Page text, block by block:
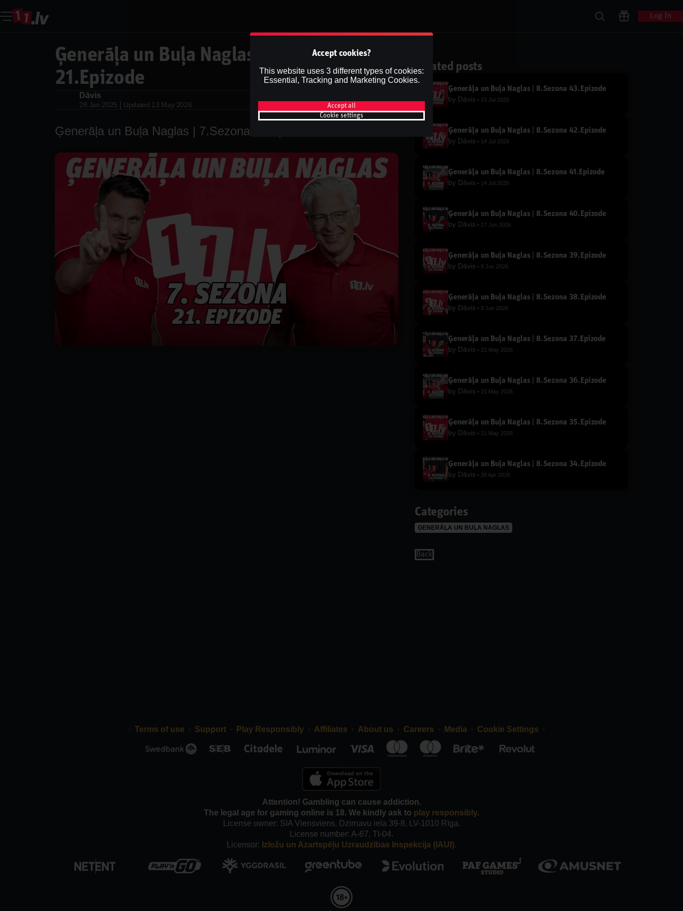
Log In
Ģenerāļa un Buļa Naglas | 7.Sezona
21.Epizode
Dāvis
28 Jan 2025 Updated 13 May 2026
Share
Ģenerāļa un Buļa Naglas | 7.Sezona 21.Epizode
Related posts
Ģenerāļa un Buļa Naglas | 8.Sezona 43.Epizode
by Dāvis 23 Jul 2026
Ģenerāļa un Buļa Naglas | 8.Sezona 42.Epizode
by Dāvis 14 Jul 2026
Ģenerāļa un Buļa Naglas | 8.Sezona 41.Epizode
by Dāvis 14 Jul 2026
Ģenerāļa un Buļa Naglas | 8.Sezona 40.Epizode
by Dāvis 17 Jun 2026
Ģenerāļa un Buļa Naglas | 8.Sezona 39.Epizode
by Dāvis 9 Jun 2026
Ģenerāļa un Buļa Naglas | 8.Sezona 38.Epizode
by Dāvis 9 Jun 2026
Ģenerāļa un Buļa Naglas | 8.Sezona 37.Epizode
by Dāvis 21 May 2026
Ģenerāļa un Buļa Naglas | 8.Sezona 36.Epizode
by Dāvis 21 May 2026
Ģenerāļa un Buļa Naglas | 8.Sezona 35.Epizode
by Dāvis 21 May 2026
Ģenerāļa un Buļa Naglas | 8.Sezona 34.Epizode
by Dāvis 28 Apr 2026
Categories
ĢENERĀĻA UN BUĻA NAGLAS
Back
Terms of use Support Play Responsibly Affiliates About us Careers Media Cookie Settings
Attention! Gambling can cause addiction.
The legal age for gaming online is 18. We kindly ask to play responsibly.
License owner: SIA Viensviens, Dzirnavu iela 39-8, LV-1010 Rīga.
License number: A-67, TI-04.
Licensor: Izložu un Azartspēļu Uzraudzības Inspekcija (IAUI).
Accept cookies?
This website uses 3 different types of cookies:
Essential, Tracking and Marketing Cookies.
Accept all
Cookie settings